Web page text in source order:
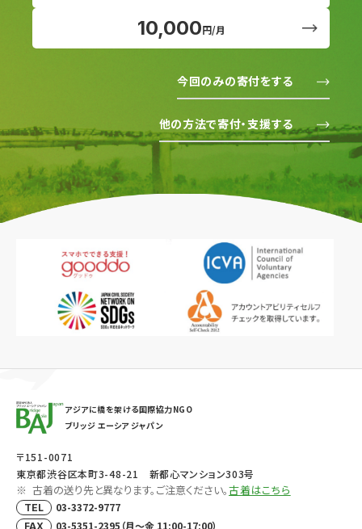
10,000円/月
今回のみの寄付をする
他の方法で寄付・支援する
アジアに橋を架ける国際協力NGO
ブリッジ エーシア ジャパン
〒151-0071
東京都渋谷区本町3-48-21 新都心マンション303号
古着の送り先と異なります。ご注意ください。古着はこちら
TEL 03-3372-9777
FAX 03-5351-2395（月～金 11:00-17:00）